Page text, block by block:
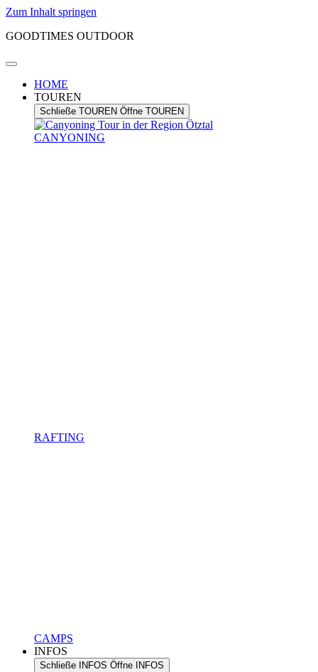
Zum Inhalt springen
GOODTIMES OUTDOOR
HOME
TOUREN
Schließe TOUREN Öffne TOUREN
CANYONING
RAFTING
CAMPS
INFOS
Schließe INFOS Öffne INFOS